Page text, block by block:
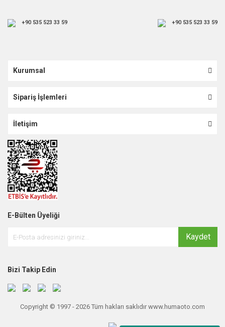
+90 535 523 33 59 +90 535 523 33 59
Kurumsal
Sipariş İşlemleri
İletişim
E-Bülten Üyeliği
Kaydet
Bizi Takip Edin
Copyright © 1997 - 2026 Tüm hakları saklıdır www.humaoto.com